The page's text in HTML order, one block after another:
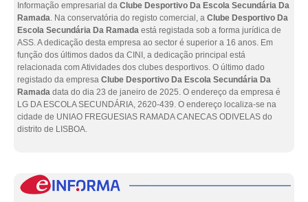
Informação empresarial da Clube Desportivo Da Escola Secundária Da
Ramada. Na conservatória do registo comercial, a Clube Desportivo Da
Escola Secundária Da Ramada está registada sob a forma jurídica de
ASS. A dedicação desta empresa ao sector é superior a 16 anos. Em
função dos últimos dados da CINI, a dedicação principal está
relacionada com Atividades dos clubes desportivos. O último dado
registado da empresa Clube Desportivo Da Escola Secundária Da
Ramada data do dia 23 de janeiro de 2025. O endereço da empresa é
LG DA ESCOLA SECUNDÁRIA, 2620-439. O endereço localiza-se na
cidade de UNIAO FREGUESIAS RAMADA CANECAS ODIVELAS do
distrito de LISBOA.